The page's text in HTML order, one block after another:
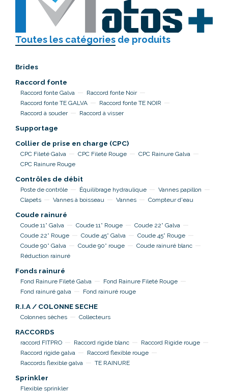
Toutes les catégories de produits
Brides
Raccord fonte
Raccord fonte Galva
Raccord fonte Noir
Raccord fonte TE GALVA
Raccord fonte TE NOIR
Raccord à souder
Raccord à visser
Supportage
Collier de prise en charge (CPC)
CPC Fileté Galva CPC Fileté Rouge
CPC Rainure Galva
CPC Rainure Rouge
Contrôles de débit
Poste de contrôle Équilibrage hydraulique
Vannes papillon
Clapets
Vannes à boisseau Vannes Compteur d'eau
Coude rainuré
Coude 11° Galva Coude 11° Rouge
Coude 22° Galva
Coude 22° Rouge
Coude 45° Galva
Coude 45° Rouge
Coude 90° Galva
Coude 90° rouge
Coude rainuré blanc
Réduction rainuré
Fonds rainuré
Fond Rainure Fileté Galva
Fond Rainure Fileté Rouge
Fond rainuré galva
Fond rainuré rouge
R.I.A / COLONNE SECHE
Colonnes sèches Collecteurs
RACCORDS
raccord FITPRO Raccord rigide blanc
Raccord Rigide rouge
Raccord rigide galva
Raccord flexible rouge
Raccords flexible galva
TE RAINURE
Sprinkler
Flexible sprinkler